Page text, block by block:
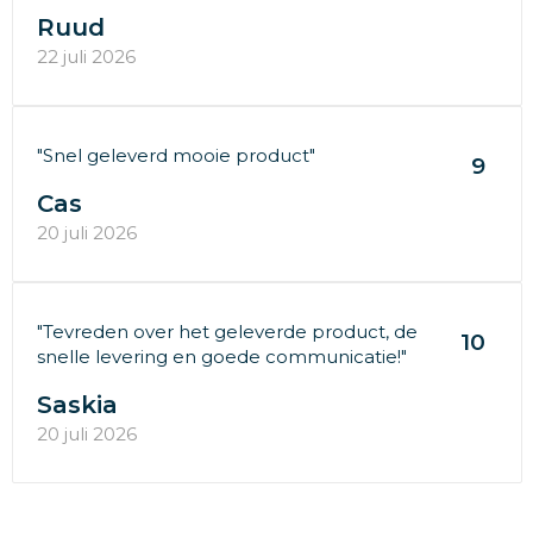
Ruud
22 juli 2026
"Snel geleverd mooie product" 9
Cas
20 juli 2026
"Tevreden over het geleverde product, de
snelle levering en goede communicatie!"
10
Saskia
20 juli 2026